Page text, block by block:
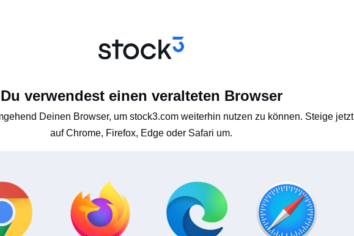
Du verwendest einen veralteten Browser
Deinen Browser, um stock3.com weiterhin nutzen zu können. Steige jetzt
auf Chrome, Firefox, Edge oder Safari um.